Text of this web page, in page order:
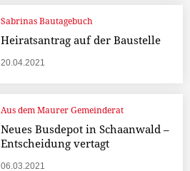
Sabrinas Bautagebuch
Heiratsantrag auf der Baustelle
20.04.2021
Aus dem Maurer Gemeinderat
Neues Busdepot in Schaanwald –
Entscheidung vertagt
06.03.2021